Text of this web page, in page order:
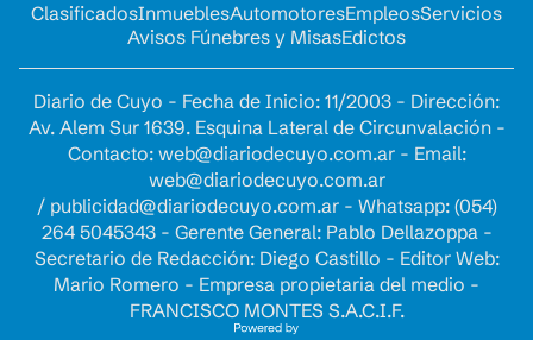
ClasificadosInmueblesAutomotoresEmpleosServicios
Avisos Fúnebres y MisasEdictos
Diario de Cuyo - Fecha de Inicio: 11/2003 - Dirección:
Av. Alem Sur 1639. Esquina Lateral de Circunvalación -
Contacto: web@diariodecuyo.com.ar- Email:
web@diariodecuyo.com.ar
/ publicidad@diariodecuyo.com.ar- Whatsapp: (054)
264 5045343 - Gerente General: Pablo Dellazoppa -
Secretario de Redacción: Diego Castillo - Editor Web:
Mario Romero - Empresa propietaria del medio -
FRANCISCO MONTES S.A.C.I.F.